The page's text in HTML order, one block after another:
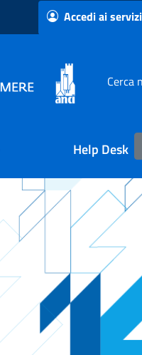
Accedi ai servizi
Cerca
Help Desk